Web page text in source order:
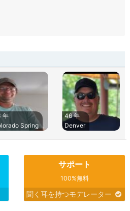
年
Spring
46 年
Denver
サポート
100%無料
聞く耳を持つモデレーター